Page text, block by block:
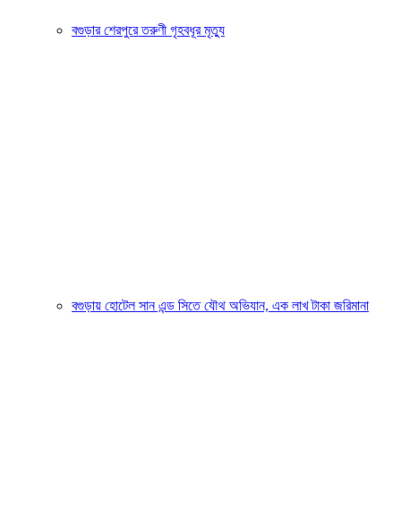
বগুড়ার শেরপুরে তরুণী গৃহবধূর মৃত্যু
বগুড়ায় হোটেল সান এন্ড সিতে যৌথ অভিযান, এক লাখ টাকা জরিমানা